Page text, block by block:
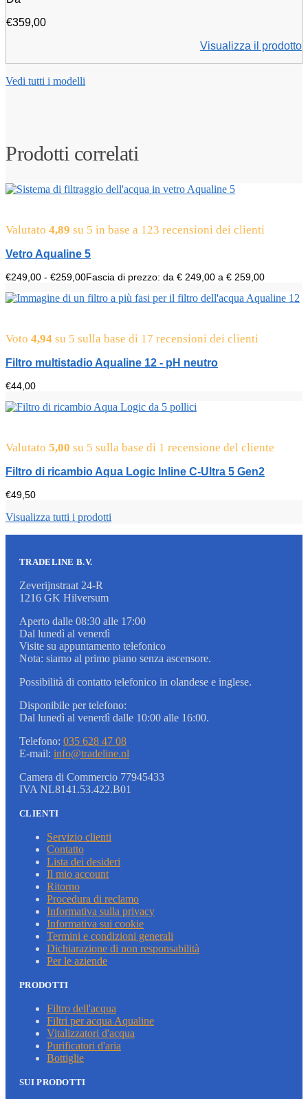
€359,00
Visualizza il prodotto
Vedi tutti i modelli
Prodotti correlati
Valutato 4,89 su 5 in base a 123 recensioni dei clienti
Vetro Aqualine 5
€249,00 - €259,00Fascia di prezzo: da € 249,00 a € 259,00
Voto 4,94 su 5 sulla base di 17 recensioni dei clienti
Filtro multistadio Aqualine 12 - pH neutro
€44,00
Valutato 5,00 su 5 sulla base di 1 recensione del cliente
Filtro di ricambio Aqua Logic Inline C-Ultra 5 Gen2
€49,50
Visualizza tutti i prodotti
TRADELINE B.V.
Zeverijnstraat 24-R
1216 GK Hilversum
Aperto dalle 08:30 alle 17:00
Dal lunedì al venerdì
Visite su appuntamento telefonico
Nota: siamo al primo piano senza ascensore.
Possibilità di contatto telefonico in olandese e inglese.
Disponibile per telefono:
Dal lunedì al venerdì dalle 10:00 alle 16:00.
Telefono: 035 628 47 08
E-mail: info@tradeline.nl
Camera di Commercio 77945433
IVA NL8141.53.422.B01
CLIENTI
Servizio clienti
Contatto
Lista dei desideri
Il mio account
Ritorno
Procedura di reclamo
Informativa sulla privacy
Informativa sui cookie
Termini e condizioni generali
Dichiarazione di non responsabilità
Per le aziende
PRODOTTI
Filtro dell'acqua
Filtri per acqua Aqualine
Vitalizzatori d'acqua
Purificatori d'aria
Bottiglie
SUI PRODOTTI